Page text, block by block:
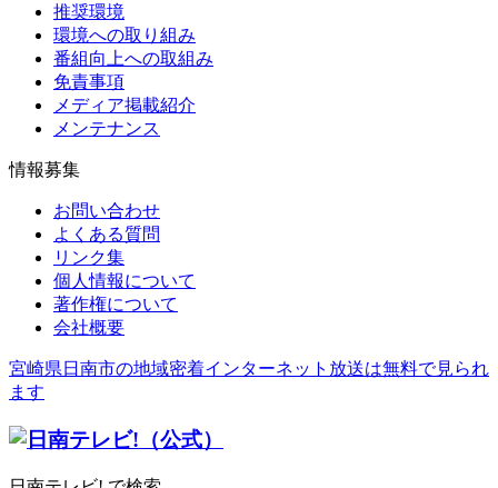
推奨環境
環境への取り組み
番組向上への取組み
免責事項
メディア掲載紹介
メンテナンス
情報募集
お問い合わせ
よくある質問
リンク集
個人情報について
著作権について
会社概要
宮崎県日南市の地域密着インターネット放送は無料で見られ
ます